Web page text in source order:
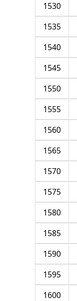
1530
1535
1540
1545
1550
1555
1560
1565
1570
1575
1580
1585
1590
1595
1600